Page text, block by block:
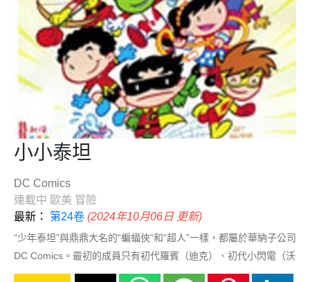
小小泰坦
DC Comics
連載中 歐美 冒險
最新： 第24卷 (2024年10月06日 更新)
“少年泰坦”與鼎鼎大名的“蝙蝠俠”和“超人”一樣，都屬於華納子公司
DC Comics。最初的成員只有初代羅賓（迪克）、初代小閃電（沃
利）和Aqualad三人，後來陸續加入快手、神奇女孩和超級小子等